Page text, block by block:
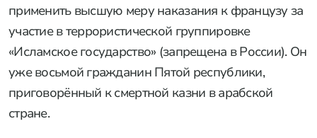
применить высшую меру наказания к французу за
участие в террористической группировке
«Исламское государство» (запрещена в России). Он
уже восьмой гражданин Пятой республики,
приговорённый к смертной казни в арабской
стране.